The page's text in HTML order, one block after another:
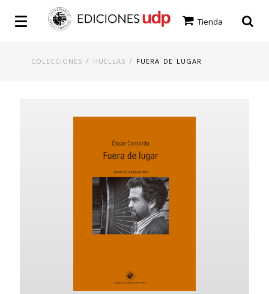
Tienda
COLECCIONES / HUELLAS / FUERA DE LUGAR